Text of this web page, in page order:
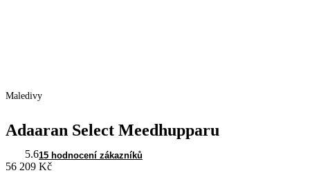
Maledivy
Adaaran Select Meedhupparu
5.615 hodnocení zákazníků
56 209 Kč